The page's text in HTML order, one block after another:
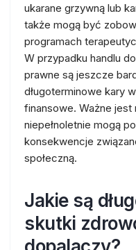
ukarane grzywną lub
także mogą być
programach
W przypadku handlu
prawne są jeszcze
długoterminowe kary
finansowe. Ważne jest
niepełnoletnie mogą
konsekwencje
społeczną.
Jakie są
skutki